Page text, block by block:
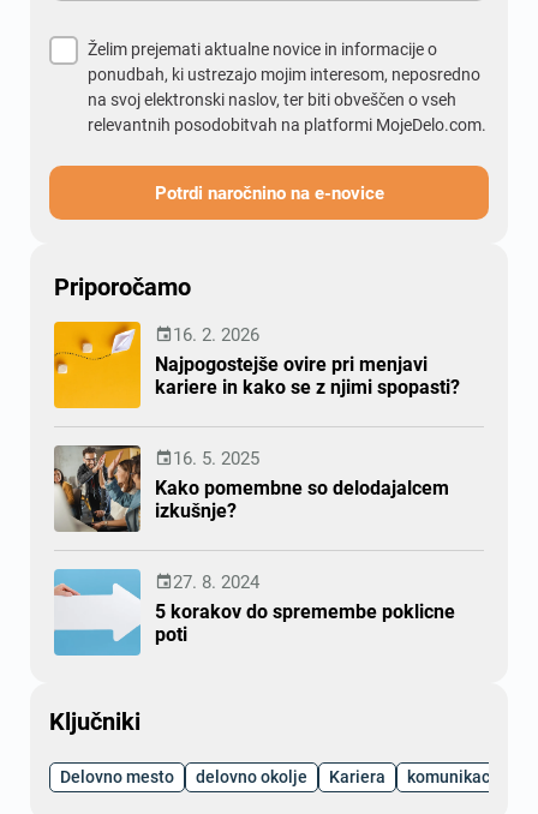
Želim prejemati aktualne novice in informacije o
ponudbah, ki ustrezajo mojim interesom, neposredno
na svoj elektronski naslov, ter biti obveščen o vseh
relevantnih posodobitvah na platformi MojeDelo.com.
Potrdi naročnino na e-novice
Priporočamo
 16. 2. 2026
Najpogostejše ovire pri menjavi
kariere in kako se z njimi spopasti?
 16. 5. 2025
Kako pomembne so delodajalcem
izkušnje?
 27. 8. 2024
5 korakov do spremembe poklicne
poti
Ključniki
Delovno mesto delovno okolje Kariera komunikacija